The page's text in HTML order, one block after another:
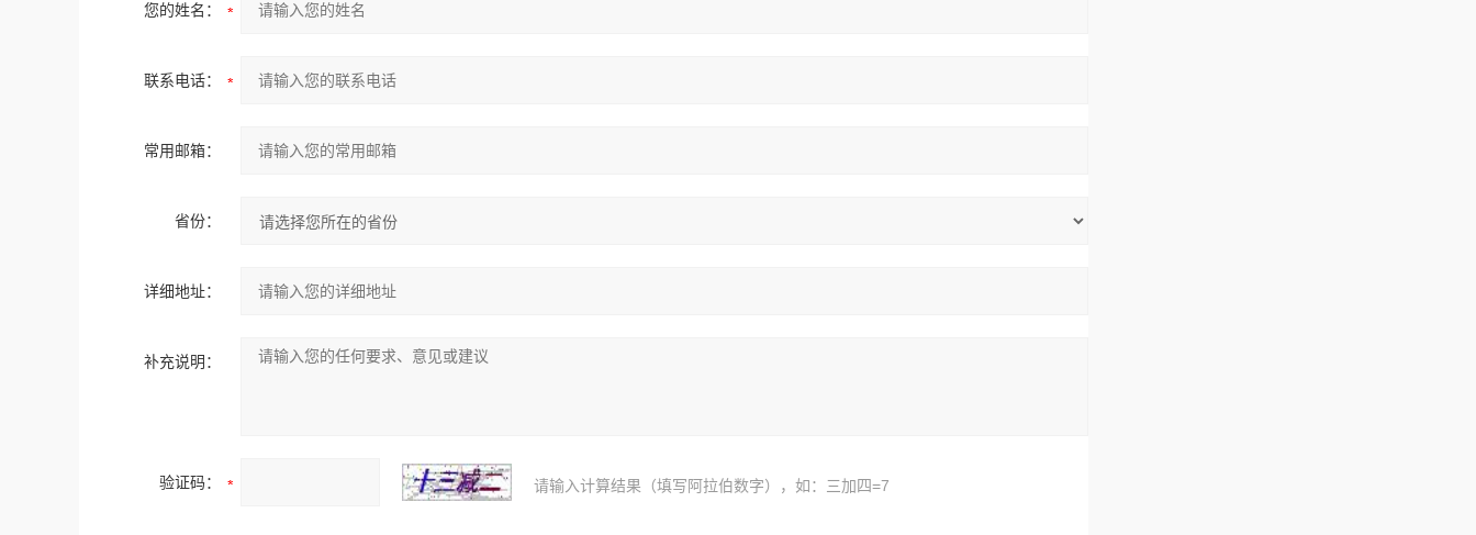
您的姓名：
联系电话：
常用邮箱：
省份：
详细地址：
补充说明：
验证码： 请输入计算结果（填写阿拉伯数字），如：三加四=7